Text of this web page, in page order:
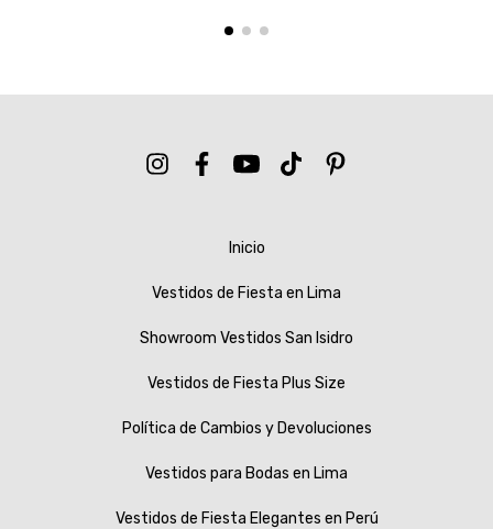
Inicio
Vestidos de Fiesta en Lima
Showroom Vestidos San Isidro
Vestidos de Fiesta Plus Size
Política de Cambios y Devoluciones
Vestidos para Bodas en Lima
Vestidos de Fiesta Elegantes en Perú